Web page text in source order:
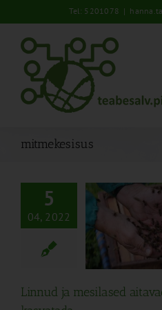
to
content
Tel: 5201078 |
mitmekesisus
5
04, 2022
aitavad
Mesindus
Linnud ja mesilased